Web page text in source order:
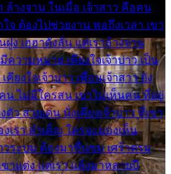
ล้างจาน ในเมื่อ เจ้าสาว คือคน
จ ต้องไปช่วยงาน พอถึงเวลา เขา
ง เฮฮาดังลั่น แต่เราล้างจาน
ความหมาย เคียงใจเจ้าบ่าว เป็น
ยงใจเจ้าบ่าว เพื่อนเจ้าสาว ยัง
น ไม่มีใครสน เขาไม่เห็นคน ที่อยู่
ว สวยเด่น นั่งเคียงเจ้าบ่าว ที่เขา
งเรา ลำเค็ญ ใครจะมองเห็น
วระบม ต้องมาขื่นขม เศร้าตรม
าแต่ง แต่เรา แล้งมาหลายปี